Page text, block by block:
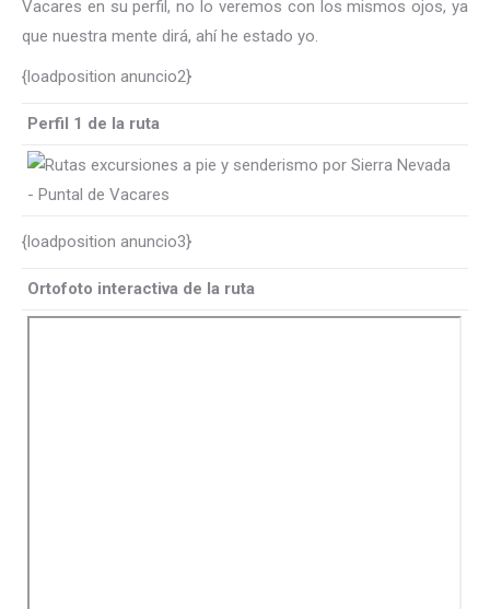
Vacares en su perfil, no lo veremos con los mismos ojos, ya
que nuestra mente dirá, ahí he estado yo.
{loadposition anuncio2}
Perfil 1 de la ruta
{loadposition anuncio3}
Ortofoto interactiva de la ruta